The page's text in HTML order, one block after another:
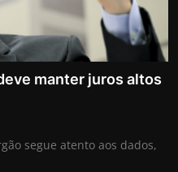
manter juros altos
segue atento aos dados,